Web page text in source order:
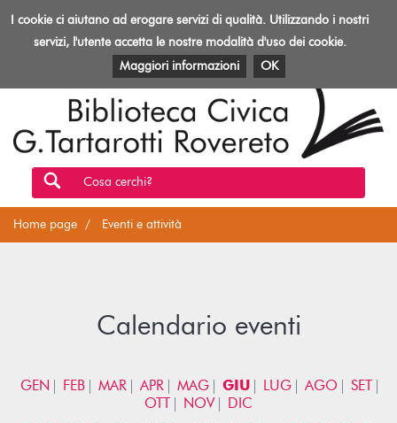
Toggle
Biblioteca
Rovereto
EVENTI E ATTIVITÀ PATRIMONIO E RISORSE
Cosa cerchi?
Home page Eventi e attività
Calendario eventi
GEN FEB MAR APR MAG GIU LUG AGO
SET
OTT
NOV
DIC
I cookie ci aiutano ad erogare servizi di qualità. Utilizzando i nostri
servizi, l'utente accetta le nostre modalità d'uso dei cookie.
Maggiori informazioni
OK